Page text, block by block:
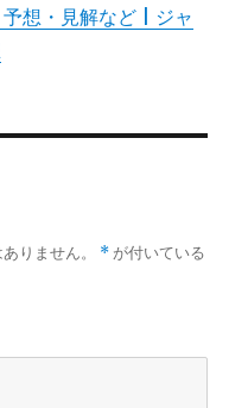
想・見解など | ジャ
りません。 * が付いている